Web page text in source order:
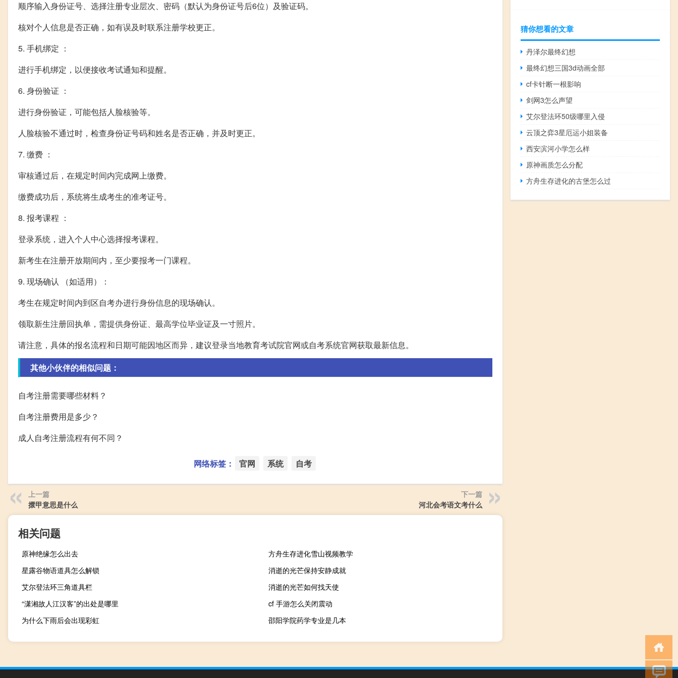
顺序输入身份证号、选择注册专业层次、密码（默认为身份证号后6位）及验证码。
核对个人信息是否正确，如有误及时联系注册学校更正。
5. 手机绑定 ：
进行手机绑定，以便接收考试通知和提醒。
6. 身份验证 ：
进行身份验证，可能包括人脸核验等。
人脸核验不通过时，检查身份证号码和姓名是否正确，并及时更正。
7. 缴费 ：
审核通过后，在规定时间内完成网上缴费。
缴费成功后，系统将生成考生的准考证号。
8. 报考课程 ：
登录系统，进入个人中心选择报考课程。
新考生在注册开放期间内，至少要报考一门课程。
9. 现场确认 （如适用）：
考生在规定时间内到区自考办进行身份信息的现场确认。
领取新生注册回执单，需提供身份证、最高学位毕业证及一寸照片。
请注意，具体的报名流程和日期可能因地区而异，建议登录当地教育考试院官网或自考系统官网获取最新信息。
其他小伙伴的相似问题：
自考注册需要哪些材料？
自考注册费用是多少？
成人自考注册流程有何不同？
网络标签： 官网 系统 自考
上一篇
擐甲意思是什么
下一篇
河北会考语文考什么
相关问题
原神绝缘怎么出去
方舟生存进化雪山视频教学
星露谷物语道具怎么解锁
消逝的光芒保持安静成就
艾尔登法环三角道具栏
消逝的光芒如何找天使
“潇湘故人江汉客”的出处是哪里
cf 手游怎么关闭震动
为什么下雨后会出现彩虹
邵阳学院药学专业是几本
猜你想看的文章
丹泽尔最终幻想
最终幻想三国3d动画全部
cf卡针断一根影响
剑网3怎么声望
艾尔登法环50级哪里入侵
云顶之弈3星厄运小姐装备
西安滨河小学怎么样
原神画质怎么分配
方舟生存进化的古堡怎么过